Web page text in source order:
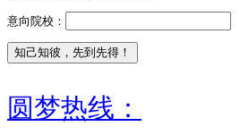
意向院校：
圆梦热线：